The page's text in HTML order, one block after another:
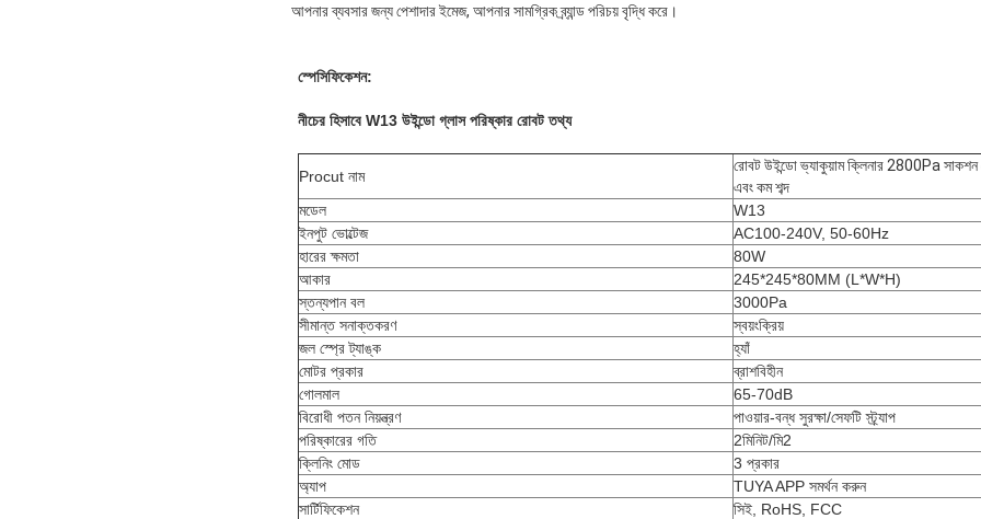
আপনার ব্যবসার জন্য পেশাদার ইমেজ, আপনার সামগ্রিক ব্র্যান্ড পরিচয় বৃদ্ধি করে।
স্পেসিফিকেশন:
নীচের হিসাবে W13 উইন্ডো গ্লাস পরিষ্কার রোবট তথ্য
Procut নাম
রোবট উইন্ডো ভ্যাকুয়াম ক্লিনার 2800Pa সাকশন
এবং কম শব্দ
মডেল
W13
ইনপুট ভোল্টেজ
AC100-240V, 50-60Hz
হারের ক্ষমতা
80W
আকার
245*245*80MM (L*W*H)
স্তন্যপান বল
3000Pa
সীমান্ত সনাক্তকরণ
স্বয়ংক্রিয়
জল স্প্রে ট্যাঙ্ক
হ্যাঁ
মোটর প্রকার
ব্রাশবিহীন
গোলমাল
65-70dB
বিরোধী পতন নিয়ন্ত্রণ
পাওয়ার-বন্ধ সুরক্ষা/সেফটি স্ট্র্যাপ
পরিষ্কারের গতি
2মিনিট/মি2
ক্লিনিং মোড
3 প্রকার
অ্যাপ
TUYA APP সমর্থন করুন
সার্টিফিকেশন
সিই, RoHS, FCC